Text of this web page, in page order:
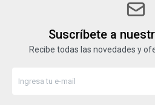
Suscríbete a
Recibe todas las novedades y